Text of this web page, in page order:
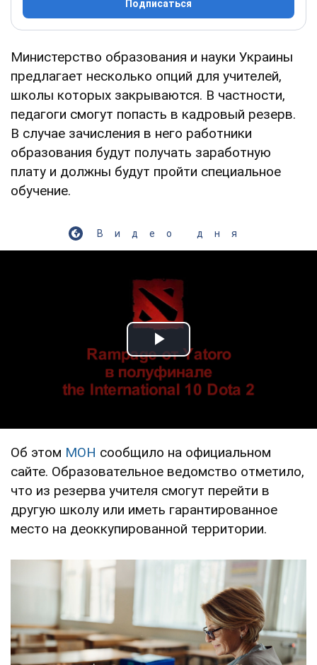
Подписаться
Министерство образования и науки Украины
предлагает несколько опций для учителей,
школы которых закрываются. В частности,
педагоги смогут попасть в кадровый резерв.
В случае зачисления в него работники
образования будут получать заработную
плату и должны будут пройти специальное
обучение.
Видео дня
Play Video
Об этом МОН сообщило на официальном
сайте. Образовательное ведомство отметило,
что из резерва учителя смогут перейти в
другую школу или иметь гарантированное
место на деоккупированной территории.